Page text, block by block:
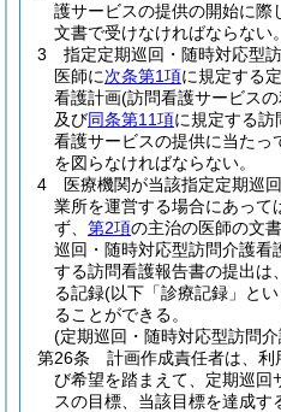
護サービスの提供の開始に際
文書で受けなければならない。
3
指定定期巡回・随時対応型
医師に次条第1項に規定する
看護計画(訪問看護サービス
及び同条第11項に規定する訪
看護サービスの提供に当たっ
を図らなければならない。
4
医療機関が当該指定定期巡
業所を運営する場合にあって
ず、 第2項の主治の医師の文
巡回・随時対応型訪問介護看
する訪問看護報告書の提出は
る記録(以下「診療記録」と
ることができる。
(定期巡回・随時対応型訪問
第26条
計画作成責任者は、利
び希望を踏まえて、定期巡回
スの目標、当該目標を達成